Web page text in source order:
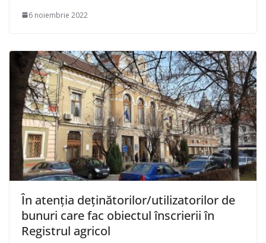
6 noiembrie 2022
În atenția deținătorilor/utilizatorilor de
bunuri care fac obiectul înscrierii în
Registrul agricol